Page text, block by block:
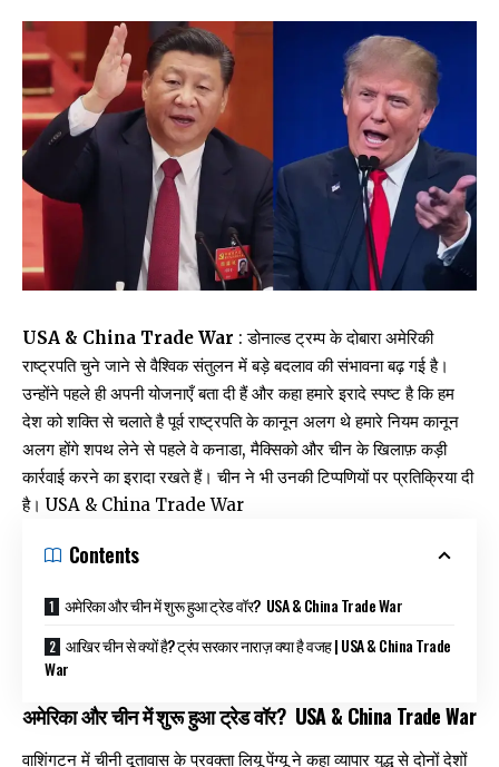
USA & China Trade War : डोनाल्ड ट्रम्प के दोबारा अमेरिकी
राष्ट्रपति चुने जाने से वैश्विक संतुलन में बड़े बदलाव की संभावना बढ़ गई है।
उन्होंने पहले ही अपनी योजनाएँ बता दी हैं और कहा हमारे इरादे स्पष्ट है कि हम
देश को शक्ति से चलाते है पूर्व राष्ट्रपति के कानून अलग थे हमारे नियम कानून
अलग होंगे शपथ लेने से पहले वे कनाडा, मैक्सिको और चीन के खिलाफ़ कड़ी
कार्रवाई करने का इरादा रखते हैं। चीन ने भी उनकी टिप्पणियों पर प्रतिक्रिया दी
है। USA & China Trade War
Contents
अमेरिका और चीन में शुरू हुआ ट्रेड वॉर? USA & China Trade War
आखिर चीन से क्यों है? ट्रंप सरकार नाराज़ क्या है वजह | USA & China Trade
War
अमेरिका और चीन में शुरू हुआ ट्रेड वॉर? USA & China Trade War
वाशिंगटन में चीनी दूतावास के प्रवक्ता लियू पेंग्यू ने कहा व्यापार युद्ध से दोनों देशों